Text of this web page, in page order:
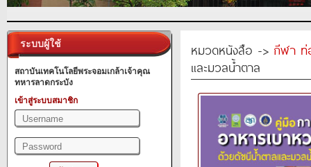
ระบบผู้ใช้
สถาบันเทคโนโลยีพระจอมเกล้าเจ้าคุณ
ทหารลาดกระบัง
เข้าสู่ระบบสมาชิก
หมวดหนังสือ -> กีฬา ท่
และมวลน้ำตาล